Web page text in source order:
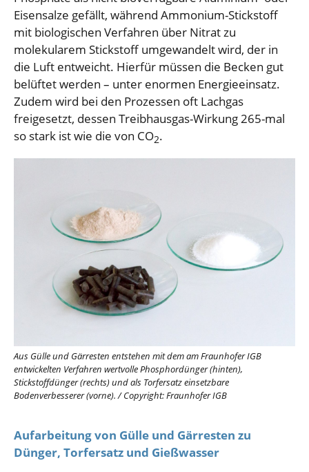
Eisensalze gefällt, während Ammonium-Stickstoff
mit biologischen Verfahren über Nitrat zu
molekularem Stickstoff umgewandelt wird, der in
die Luft entweicht. Hierfür müssen die Becken gut
belüftet werden – unter enormen Energieeinsatz.
Zudem wird bei den Prozessen oft Lachgas
freigesetzt, dessen Treibhausgas-Wirkung 265-mal
so stark ist wie die von CO2.
Aus Gülle und Gärresten entstehen mit dem am Fraunhofer IGB
entwickelten Verfahren wertvolle Phosphordünger (hinten),
Stickstoffdünger (rechts) und als Torfersatz einsetzbare
Bodenverbesserer (vorne)./Copyright: Fraunhofer IGB
Aufarbeitung von Gülle und Gärresten zu
Dünger, Torfersatz und Gießwasser